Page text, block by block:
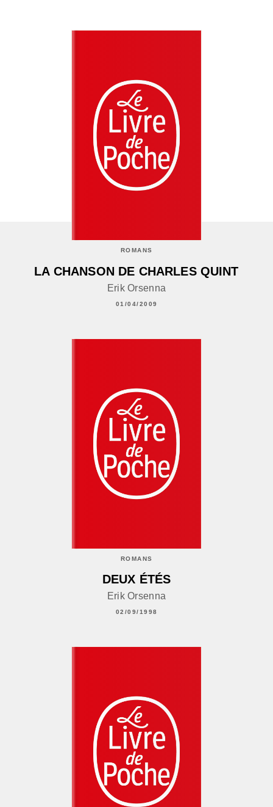
ROMANS
LA CHANSON DE CHARLES QUINT
Erik Orsenna
01/04/2009
ROMANS
DEUX ÉTÉS
Erik Orsenna
02/09/1998